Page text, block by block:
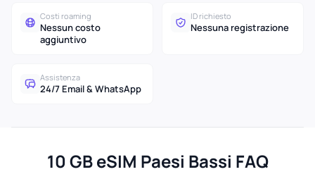
Costi roaming
Nessun costo
aggiuntivo
ID richiesto
Nessuna registrazione
Assistenza
24/7 Email & WhatsApp
10 GB eSIM Paesi Bassi FAQ